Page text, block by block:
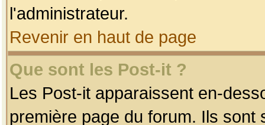
l'administrateur.
Revenir en haut de page
Que sont les Post-it ?
Les Post-it apparaissent en-
première page du forum. Ils